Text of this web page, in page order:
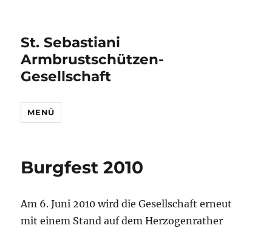
St. Sebastiani
Armbrustschützen-
Gesellschaft
MENÜ
Burgfest 2010
Am 6. Juni 2010 wird die Gesellschaft erneut
mit einem Stand auf dem Herzogenrather